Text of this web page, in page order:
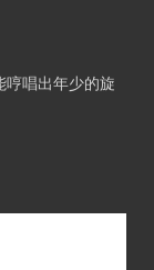
哼唱出年少的旋